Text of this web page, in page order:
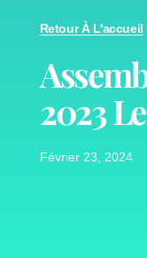
Retour À L'accueil
2023
Février 23, 2024